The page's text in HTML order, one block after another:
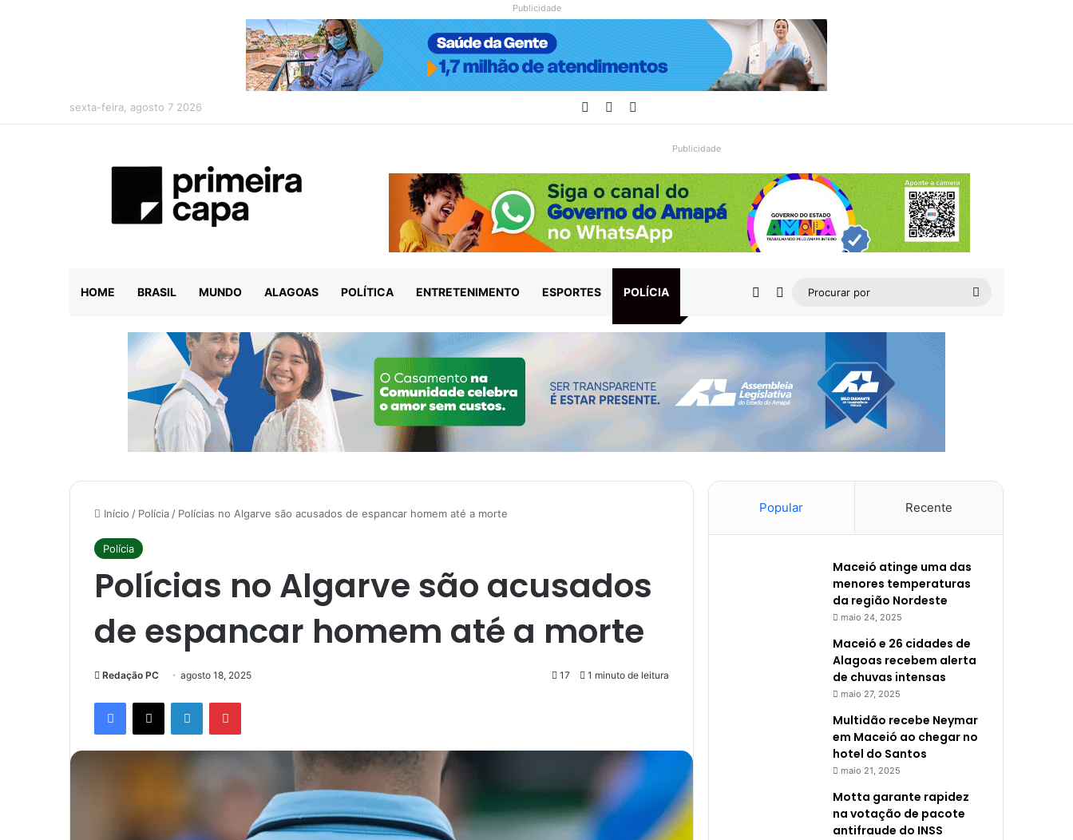
Publicidade
sexta-feira, agosto 7 2026 Facebook
YouTube
Publicidade
HOME BRASIL MUNDO ALAGOAS POLÍTICA ENTRETENIMENTO ESPORTES POLÍCIA Barra Lateral
Switch skin
Procurar
Início / Polícia/ Polícias no Algarve são acusados de espancar homem até a morte
Polícia
Polícias no Algarve são acusados
de espancar homem até a morte
Redação PC agosto 18, 2025 17 1 minuto de leitura
Facebook
X LinkedinPinterest
Popular Recente
Maceió atinge uma das
menores temperaturas
da região Nordeste
maio 24, 2025
Maceió e 26 cidades de
Alagoas recebem alerta
de chuvas intensas
maio 27, 2025
Multidão recebe Neymar
em Maceió ao chegar no
hotel do Santos
maio 21, 2025
Motta garante rapidez
na votação de pacote
antifraude do INSS